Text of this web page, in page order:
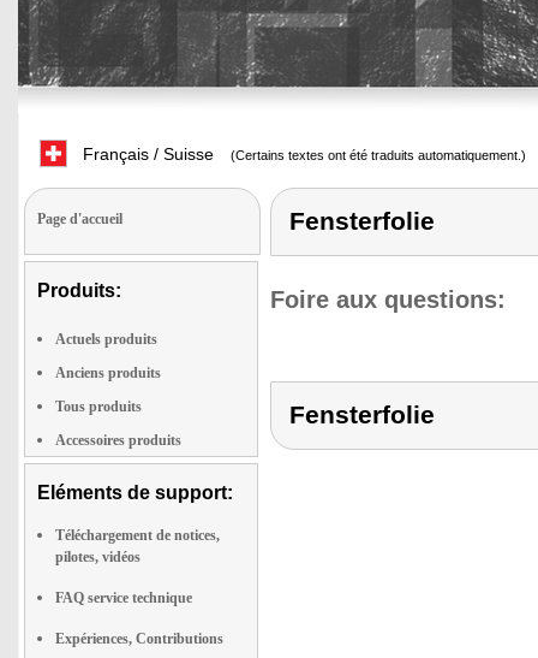
Français / Suisse (Certains textes ont été traduits automatiquement.)
Page d'accueil
Produits:
Actuels produits
Anciens produits
Tous produits
Accessoires produits
Eléments de support:
Téléchargement de notices,
pilotes, vidéos
FAQ service technique
Expériences, Contributions
Fensterfolie
Foire aux questions:
Fensterfolie